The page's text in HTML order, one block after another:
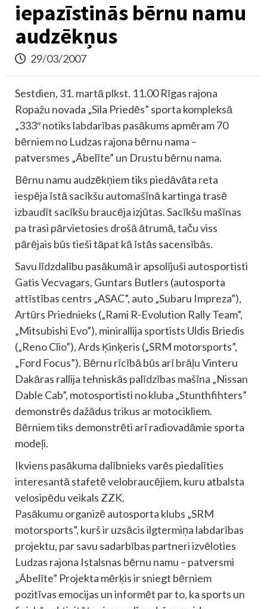
iepazīstinās bērnu namu
audzēkņus
29/03/2007
Sestdien, 31. martā plkst. 11.00 Rīgas rajona
Ropažu novada „Sila Priedēs” sporta kompleksā
„333″ notiks labdarības pasākums apmēram 70
bērniem no Ludzas rajona bērnu nama –
patversmes „Ābelīte” un Drustu bērnu nama.
Bērnu namu audzēkņiem tiks piedāvāta reta
iespēja īstā sacīkšu automašīnā kartinga trasē
izbaudīt sacīkšu braucēja izjūtas. Sacīkšu mašīnas
pa trasi pārvietosies drošā ātrumā, taču viss
pārējais būs tieši tāpat kā īstās sacensībās.
Savu līdzdalību pasākumā ir apsolījuši autosportisti
Gatis Vecvagars, Guntars Butlers (autosporta
attīstības centrs „ASAC”, auto „Subaru Impreza”),
Artūrs Priednieks („Rami R-Evolution Rally Team”,
„Mitsubishi Evo”), minirallija sportists Uldis Briedis
(„Reno Clio”), Ards Ķinķeris („SRM motorsports”,
„Ford Focus”). Bērnu rīcībā būs arī brāļu Vinteru
Dakāras rallija tehniskās palīdzības mašīna „Nissan
Dable Cab”, motosportisti no kluba „Stunthfihters”
demonstrēs dažādus trikus ar motocikliem.
Bērniem tiks demonstrēti arī radiovadāmie sporta
modeļi.
Ikviens pasākuma dalībnieks varēs piedalīties
interesantā stafetē velobraucējiem, kuru atbalsta
velosipēdu veikals ZZK.
Pasākumu organizē autosporta klubs „SRM
motorsports”, kurš ir uzsācis ilgtermiņa labdarības
projektu, par savu sadarbības partneri izvēloties
Ludzas rajona Istalsnas bērnu namu – patversmi
„Ābelīte” Projekta mērķis ir sniegt bērniem
pozitīvas emocijas un informēt par to, ka sports un